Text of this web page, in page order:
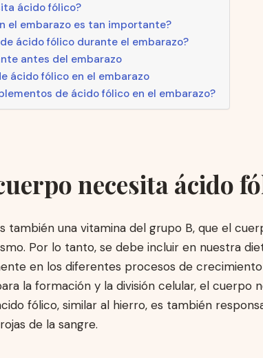
ácido fólico?
el embarazo es tan importante?
ácido fólico durante el embarazo?
antes del embarazo
ácido fólico en el embarazo
de ácido fólico en el embarazo?
necesita ácido
también una vitamina del grupo B, que el
Por lo tanto, se debe incluir en nuestra
en los diferentes procesos de
la formación y la división celular, el cuerpo
fólico, similar al hierro, es también
de la sangre.